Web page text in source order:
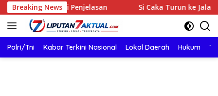
Langsung
ke
konten
Breaking News
Beri Penjelasan Si Caka Turun ke Jalan,
Polri/Tni Kabar Terkini Nasional Lokal Daerah Hukum